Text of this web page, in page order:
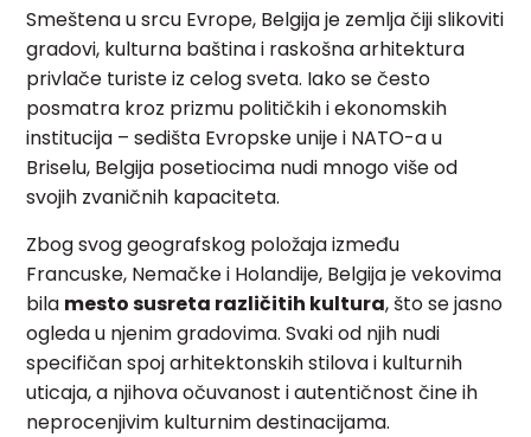
Smeštena u srcu Evrope, Belgija je zemlja čiji slikoviti
gradovi, kulturna baština i raskošna arhitektura
privlače turiste iz celog sveta. Iako se često
posmatra kroz prizmu političkih i ekonomskih
institucija – sedišta Evropske unije i NATO-a u
Briselu, Belgija posetiocima nudi mnogo više od
svojih zvaničnih kapaciteta.
Zbog svog geografskog položaja između
Francuske, Nemačke i Holandije, Belgija je vekovima
bila mesto susreta različitih kultura, što se jasno
ogleda u njenim gradovima. Svaki od njih nudi
specifičan spoj arhitektonskih stilova i kulturnih
uticaja, a njihova očuvanost i autentičnost čine ih
neprocenjivim kulturnim destinacijama.